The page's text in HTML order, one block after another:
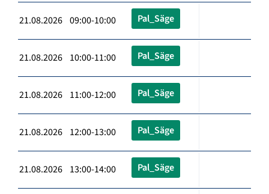
21.08.2026 09:00-10:00 Pal_Säge
21.08.2026 10:00-11:00 Pal_Säge
21.08.2026 11:00-12:00 Pal_Säge
21.08.2026 12:00-13:00 Pal_Säge
21.08.2026 13:00-14:00 Pal_Säge